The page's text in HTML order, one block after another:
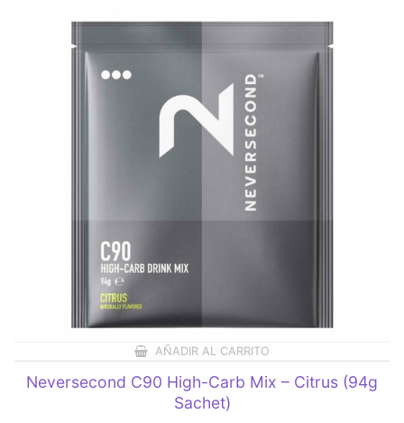
AÑADIR AL CARRITO
Neversecond C90 High-Carb Mix – Citrus (94g
Sachet)